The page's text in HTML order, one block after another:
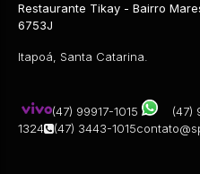
Restaurante Tikay - Bairro
6753J
Itapoá, Santa Catarina.
(47) 99917-1015 (47)
1324
(47) 3443-1015